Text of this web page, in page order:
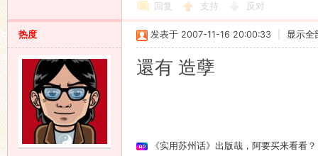
回复 支持 反对
热度 发表于 2007-11-16 20:00:33 显示全
還有 造孽
《实用苏州话》出版哉，阿要买来看看？